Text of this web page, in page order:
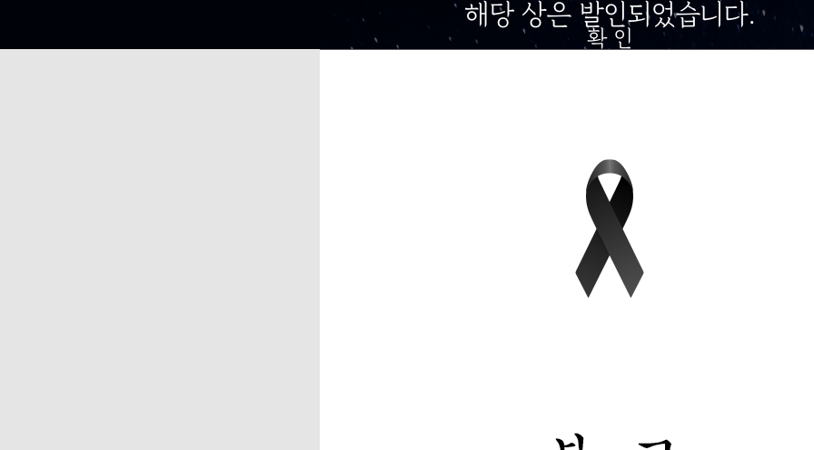
해당 상은 발인되었습니다.
확 인